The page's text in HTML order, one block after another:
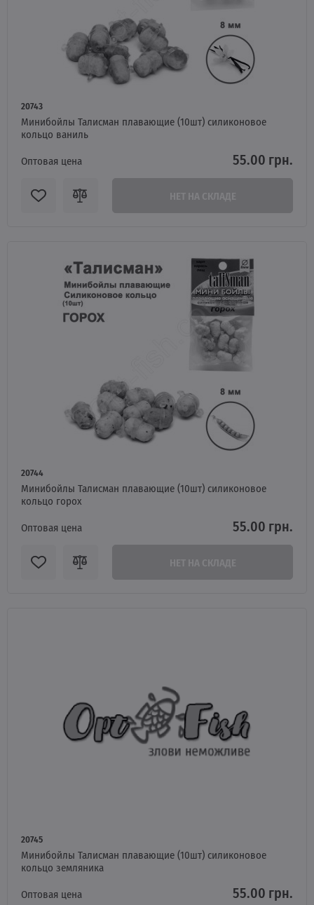
20743
Минибойлы Талисман плавающие (10шт) силиконовое
кольцо ваниль
Оптовая цена
55.00 грн.
20744
Минибойлы Талисман плавающие (10шт) силиконовое
кольцо горох
Оптовая цена
55.00 грн.
20745
Минибойлы Талисман плавающие (10шт) силиконовое
кольцо земляника
Оптовая цена
55.00 грн.